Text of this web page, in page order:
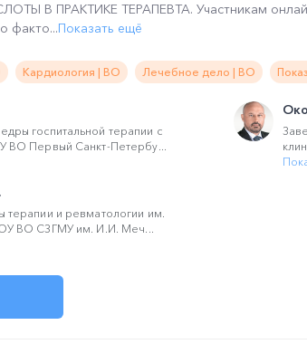
В ПРАКТИКЕ ТЕРАПЕВТА. Участникам
факто...Показать ещё
Кардиология | ВО Лечебное дело | ВО
госпитальной терапии с
ВО Первый Санкт-Петербу...
терапии и ревматологии им.
ВО СЗГМУ им. И.И. Меч...